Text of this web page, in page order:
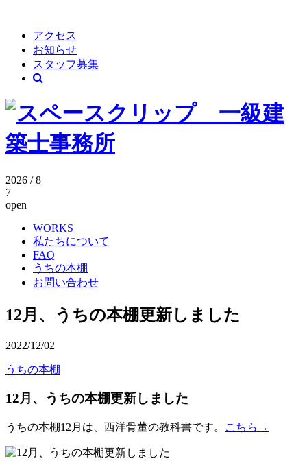
アクセス
お知らせ
スタッフ募集
2026 / 8
7
open
WORKS
私たちについて
FAQ
うちの本棚
お問い合わせ
12月、うちの本棚更新しました
2022/12/02
うちの本棚
12月、うちの本棚更新しました
うちの本棚12月は、西洋骨董の教科書です。 こちら→